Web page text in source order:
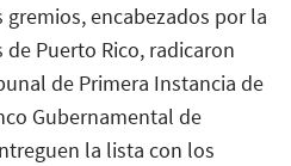
encabezados por la
Puerto Rico, radicaron
de Primera Instancia de
Gubernamental de
la lista con los